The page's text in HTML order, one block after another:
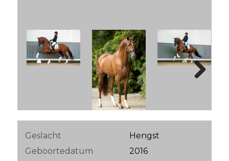
Geslacht
Hengst
Geboortedatum
2016